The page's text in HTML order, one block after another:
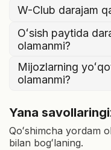
W-Club darajam
Oʻsish paytida
olamanmi?
Mijozlarning
olamanmi?
Yana
Qoʻshimcha yordam
bilan bogʻlaning.